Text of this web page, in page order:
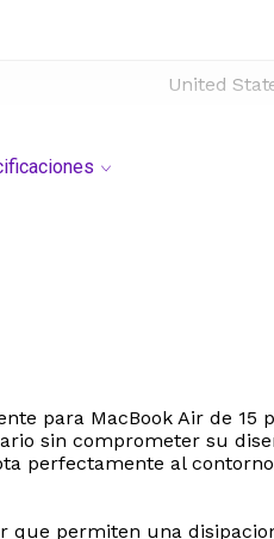
United
para MacBook Air de 15
sin comprometer su
perfectamente al
permiten una